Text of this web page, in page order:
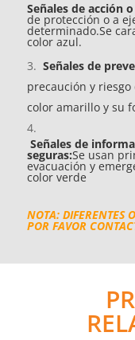
Señales de acción
de protección o a
determinado.Se
color azul.
Señales de
precaución y
color amarillo y su
Señales de
seguras:Se usan
evacuación y
color verde
NOTA: DIFERENTES
POR FAVOR